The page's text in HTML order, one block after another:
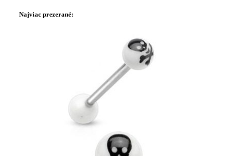
Najviac prezerané: